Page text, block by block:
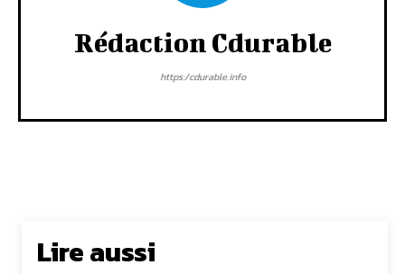
Rédaction Cdurable
https:/cdurable.info
Lire aussi